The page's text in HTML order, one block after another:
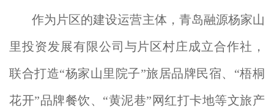
作为片区的建设运营主体，青岛融源杨家山
里投资发展有限公司与片区村庄成立合作社，
联合打造“杨家山里院子”旅居品牌民宿、“梧桐
花开”品牌餐饮、“黄泥巷”网红打卡地等文旅产